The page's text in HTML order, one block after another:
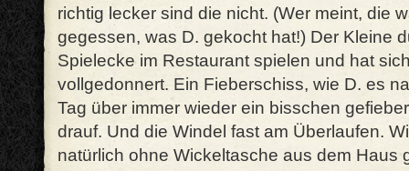
richtig lecker sind die nicht. (Wer meint, die
gegessen, was D. gekocht hat!) Der Kleine
Spielecke im Restaurant spielen und hat
vollgedonnert. Ein Fieberschiss, wie D. es
Tag über immer wieder ein bisschen
drauf. Und die Windel fast am Überlaufen.
natürlich ohne Wickeltasche aus dem Haus